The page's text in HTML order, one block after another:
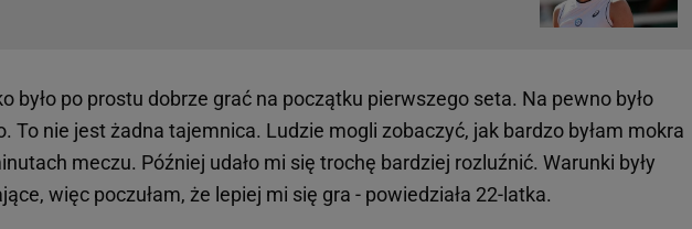
było po prostu dobrze grać na początku pierwszego seta. Na pewno było
To nie jest żadna tajemnica. Ludzie mogli zobaczyć, jak bardzo byłam mokra
meczu. Później udało mi się trochę bardziej rozluźnić. Warunki były
więc poczułam, że lepiej mi się gra - powiedziała 22-latka.